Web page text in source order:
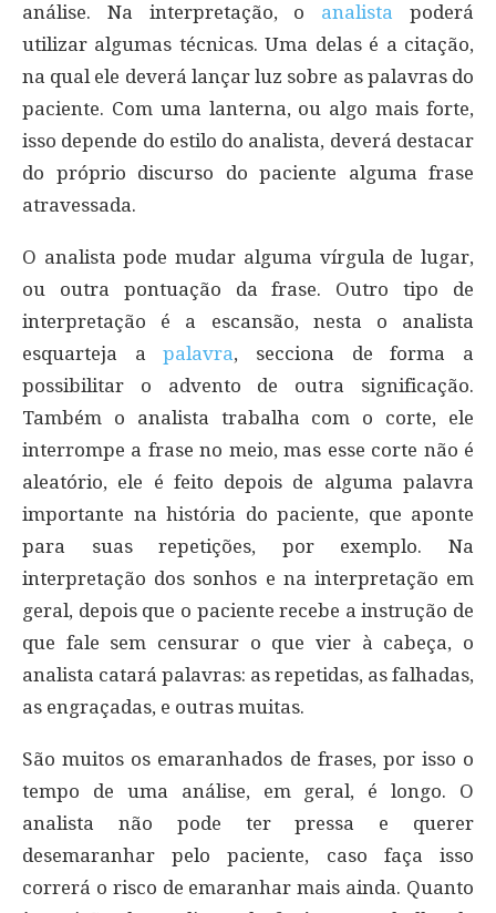
análise. Na interpretação, o analista poderá
utilizar algumas técnicas. Uma delas é a citação,
na qual ele deverá lançar luz sobre as palavras do
paciente. Com uma lanterna, ou algo mais forte,
isso depende do estilo do analista, deverá destacar
do próprio discurso do paciente alguma frase
atravessada.
O analista pode mudar alguma vírgula de lugar,
ou outra pontuação da frase. Outro tipo de
interpretação é a escansão, nesta o analista
esquarteja apalavra, secciona de forma a
possibilitar o advento de outra significação.
Também o analista trabalha com o corte, ele
interrompe a frase no meio, mas esse corte não é
aleatório, ele é feito depois de alguma palavra
importante na história do paciente, que aponte
para suas repetições, por exemplo. Na
interpretação dos sonhos e na interpretação em
geral, depois que o paciente recebe a instrução de
que fale sem censurar o que vier à cabeça, o
analista catará palavras: as repetidas, as falhadas,
as engraçadas, e outras muitas.
São muitos os emaranhados de frases, por isso o
tempo de uma análise, em geral, é longo. O
analista não pode ter pressa e querer
desemaranhar pelo paciente, caso faça isso
correrá o risco de emaranhar mais ainda. Quanto